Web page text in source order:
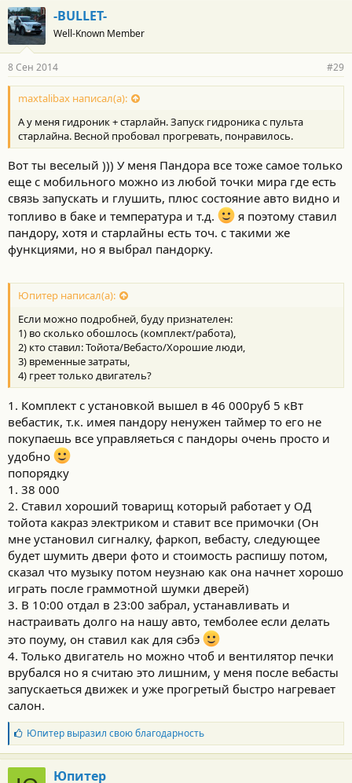
г
о
д
а
н
о
с
и
:
-BULLET-
Well-Known Member
8 Сен 2014 #29
maxtalibax написал(а):
А у меня гидроник + старлайн. Запуск гидроника с пульта
старлайна. Весной пробовал прогревать, понравилось.
Вот ты веселый ))) У меня Пандора все тоже самое только
еще с мобильного можно из любой точки мира где есть
связь запускать и глушить, плюс состояние авто видно и
топливо в баке и температура и т.д.
я поэтому ставил
пандору, хотя и старлайны есть точ. с такими же
функциями, но я выбрал пандорку.
Юпитер написал(а):
Если можно подробней, буду признателен:
1) во сколько обошлось (комплект/работа),
2) кто ставил: Тойота/Вебасто/Хорошие люди,
3) временные затраты,
4) греет только двигатель?
1. Комплект с установкой вышел в 46 000руб 5 кВт
вебастик, т.к. имея пандору ненужен таймер то его не
покупаешь все управляеться с пандоры очень просто и
удобно
попорядку
1. 38 000
2. Ставил хороший товарищ который работает у ОД
тойота какраз электриком и ставит все примочки (Он
мне установил сигналку, фаркоп, вебасту, следующее
будет шумить двери фото и стоимость распишу потом,
сказал что музыку потом неузнаю как она начнет хорошо
играть после граммотной шумки дверей)
3. В 10:00 отдал в 23:00 забрал, устанавливать и
настраивать долго на нашу авто, темболее если делать
это поуму, он ставил как для сэбэ
4. Только двигатель но можно чтоб и вентилятор печки
врубался но я считаю это лишним, у меня после вебасты
запускаеться движек и уже прогретый быстро нагревает
салон.
Б
л
а
г
Юпитервыразил свою благодарность
Юпитер